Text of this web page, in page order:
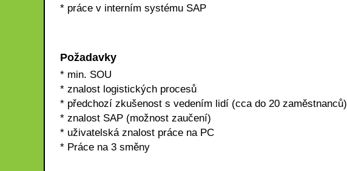
* práce v interním systému SAP
Požadavky
* min. SOU
* znalost logistických procesů
* předchozí zkušenost s vedením lidí (cca do 20 zaměstnanců)
* znalost SAP (možnost zaučení)
* uživatelská znalost práce na PC
* Práce na 3 směny